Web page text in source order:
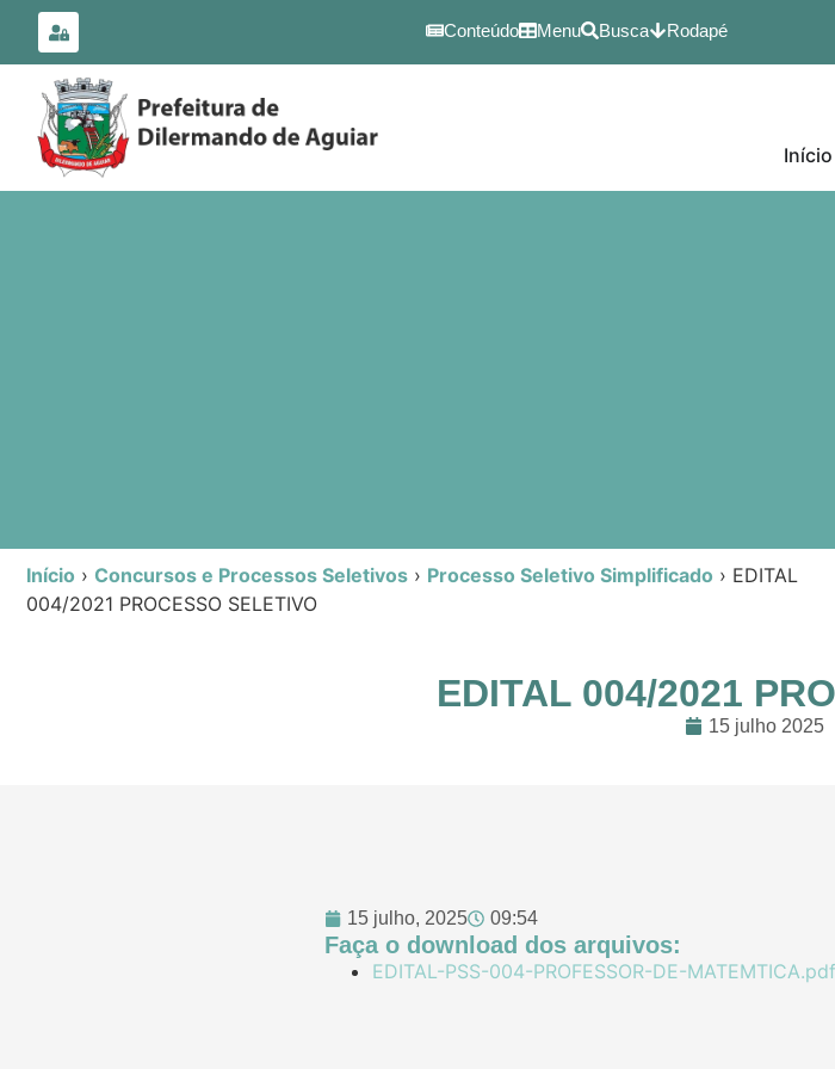
conteúdo
Conteúdo Menu Busca Rodapé
Início
Início › Concursos e Processos Seletivos › Processo Seletivo Simplificado › EDITAL
004/2021 PROCESSO SELETIVO
EDITAL 004/2021
15 julho 2025
15 julho, 2025 09:54
Faça o download dos arquivos:
EDITAL-PSS-004-PROFESSOR-DE-MATEMTICA.pdf